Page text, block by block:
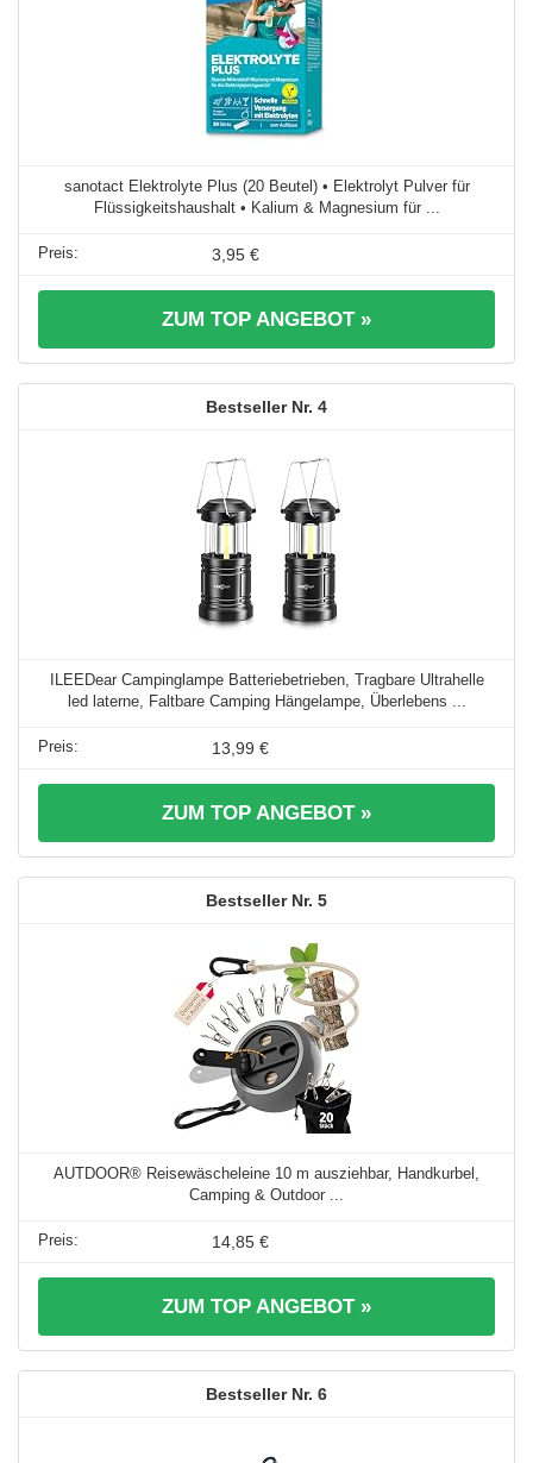
sanotact Elektrolyte Plus (20 Beutel) • Elektrolyt Pulver für
Flüssigkeitshaushalt • Kalium & Magnesium für ...
3,95 €
ZUM TOP ANGEBOT »
4
ILEEDear Campinglampe Batteriebetrieben, Tragbare Ultrahelle
led laterne, Faltbare Camping Hängelampe, Überlebens ...
13,99 €
ZUM TOP ANGEBOT »
5
AUTDOOR® Reisewäscheleine 10 m ausziehbar, Handkurbel,
Camping & Outdoor ...
14,85 €
ZUM TOP ANGEBOT »
6